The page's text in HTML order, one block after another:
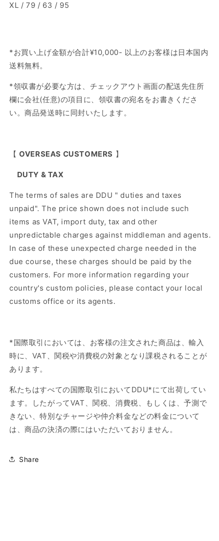
XL / 79 / 63 / 95
*お買い上げ金額が合計¥10,000- 以上のお客様は日本国内
送料無料。
*領収書が必要な方は、チェックアウト画面の配送先住所
欄に会社(任意)の項目に、領収書の宛名をお書きくださ
い。商品発送時に同封いたします。
【 OVERSEAS CUSTOMERS 】
DUTY & TAX
The terms of sales are DDU " duties and taxes
unpaid". The price shown does not include such
items as VAT, import duty, tax and other
unpredictable charges against middleman and agents.
In case of these unexpected charge needed in the
due course, these charges should be paid by the
customers. For more information regarding your
country's custom policies, please contact your local
customs office or its agents.
*国際取引においては、お客様の注文された商品は、輸入
時に、VAT、関税や消費税の対象となり課税されることが
あります。
私たちはすべての国際取引において DDU*にて出荷してい
ます。したがってVAT 、関税、消費税、もしくは、予測で
きない、特別なチャージや仲介料金などの料金について
は、商品の決済の際にはいただいておりません。
Share